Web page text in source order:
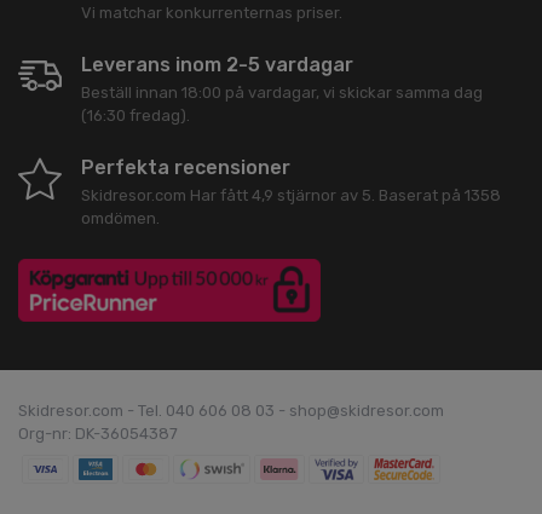
Vi matchar konkurrenternas priser.
Leverans inom 2-5 vardagar
Beställ innan 18:00 på vardagar, vi skickar samma dag
(16:30 fredag).
Perfekta recensioner
Skidresor.com Har fått 4,9 stjärnor av 5 . Baserat på 1358
omdömen.
Skidresor.com - Tel. 040 606 08 03 - shop@skidresor.com
Org-nr: DK-36054387